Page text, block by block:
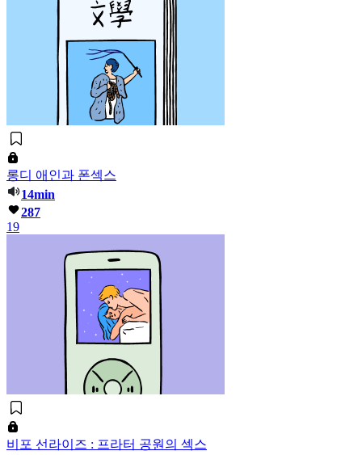
롱디 애인과 폰섹스
14min
287
19
비포 선라이즈 : 프라터 공원의 섹스